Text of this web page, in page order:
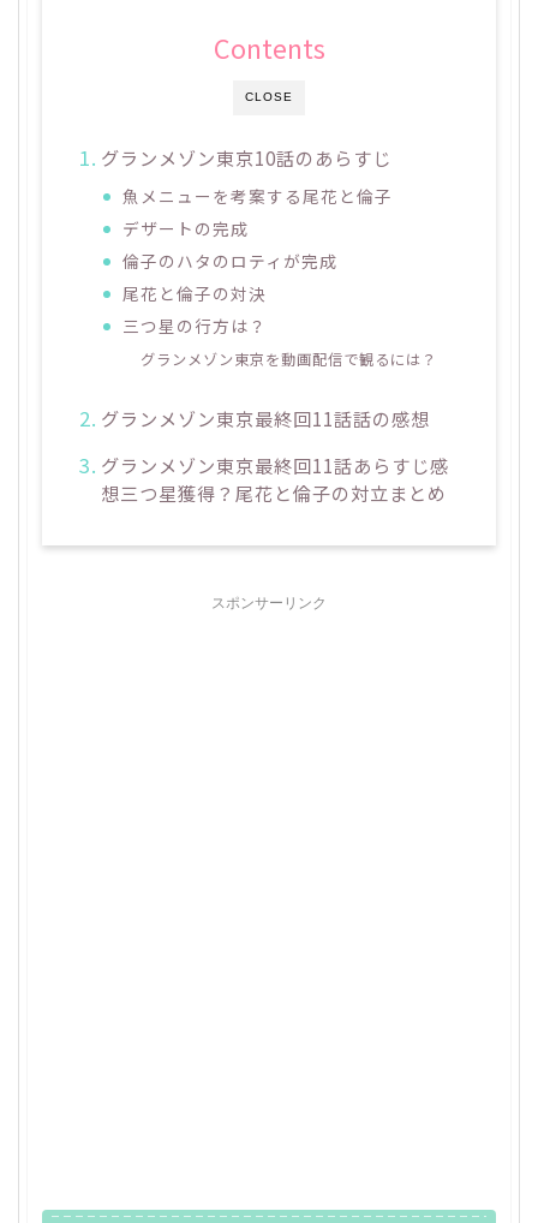
CLOSE
Contents
グランメゾン東京10話のあらすじ
魚メニューを考案する尾花と倫子
デザートの完成
倫子のハタのロティが完成
尾花と倫子の対決
三つ星の行方は？
グランメゾン東京を動画配信で観るには？
グランメゾン東京最終回11話話の感想
グランメゾン東京最終回11話あらすじ感
想三つ星獲得？尾花と倫子の対立まとめ
スポンサーリンク